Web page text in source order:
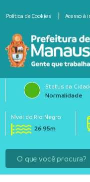
Política de Cookies Acesso à
Status da
Normalidade
Nível do Rio Negro
26.95m